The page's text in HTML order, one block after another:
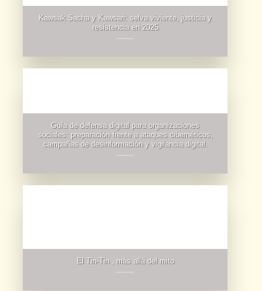
Kawsak Sacha y Kawsari: selva viviente, justicia y
resistencia en 2025
Guía de defensa digital para organizaciones
sociales: preparación frente a ataques cibernéticos,
campañas de desinformación y vigilancia digital.
El Tin-Tin , màs allà del mito